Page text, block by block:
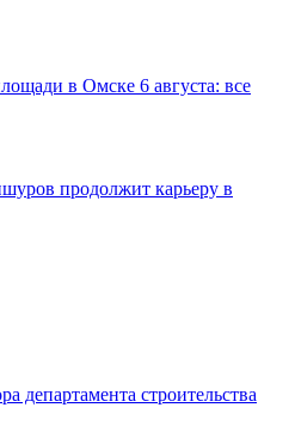
в Омске 6 августа: все
продолжит карьеру в
департамента строительства